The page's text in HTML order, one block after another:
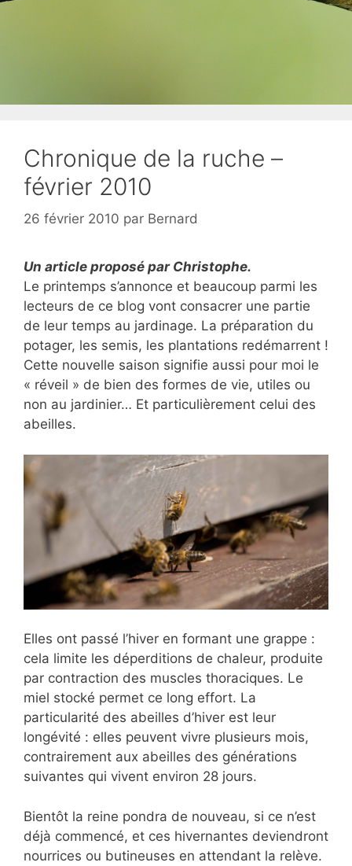
Chronique de la ruche –
février 2010
26 février 2010 par Bernard
Un article proposé par Christophe.
Le printemps s’annonce et beaucoup parmi les
lecteurs de ce blog vont consacrer une partie
de leur temps au jardinage. La préparation du
potager, les semis, les plantations redémarrent !
Cette nouvelle saison signifie aussi pour moi le
« réveil » de bien des formes de vie, utiles ou
non au jardinier… Et particulièrement celui des
abeilles.
Elles ont passé l’hiver en formant une grappe :
cela limite les déperditions de chaleur, produite
par contraction des muscles thoraciques. Le
miel stocké permet ce long effort. La
particularité des abeilles d’hiver est leur
longévité : elles peuvent vivre plusieurs mois,
contrairement aux abeilles des générations
suivantes qui vivent environ 28 jours.
Bientôt la reine pondra de nouveau, si ce n’est
déjà commencé, et ces hivernantes deviendront
nourrices ou butineuses en attendant la relève.